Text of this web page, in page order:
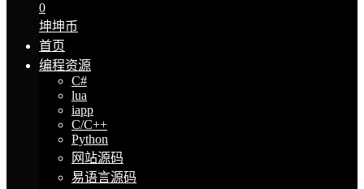
0
坤坤币
首页
编程资源
C#
lua
iapp
C/C++
Python
网站源码
易语言源码